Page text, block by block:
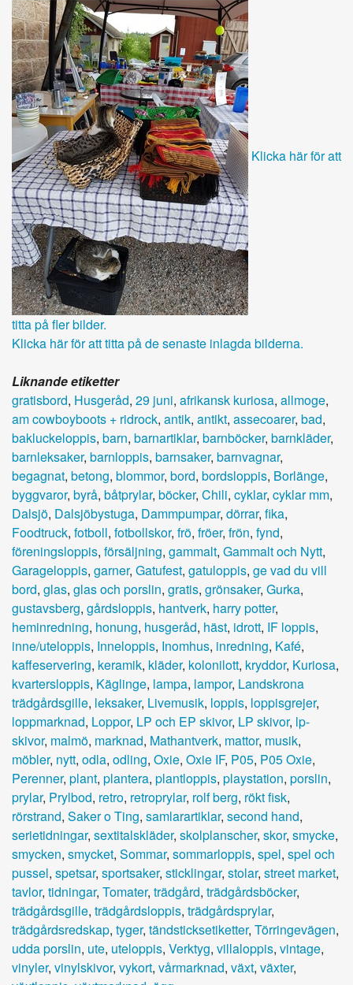
Klicka här för att
titta på fler bilder.
Klicka här för att titta på de senaste inlagda bilderna.
Liknande etiketter
gratisbord, Husgeråd, 29 juni, afrikansk kuriosa, allmoge,
am cowboyboots + ridrock, antik, antikt, assecoarer, bad,
bakluckeloppis, barn, barnartiklar, barnböcker, barnkläder,
barnleksaker, barnloppis, barnsaker, barnvagnar,
begagnat, betong, blommor, bord, bordsloppis, Borlänge,
byggvaror, byrå, båtprylar, böcker, Chili, cyklar, cyklar mm,
Dalsjö, Dalsjöbystuga, Dammpumpar, dörrar, fika,
Foodtruck, fotboll, fotbollskor, frö, fröer, frön, fynd,
föreningsloppis, försäljning, gammalt, Gammalt och Nytt,
Garageloppis, garner, Gatufest, gatuloppis, ge vad du vill
bord, glas, glas och porslin, gratis, grönsaker, Gurka,
gustavsberg, gårdsloppis, hantverk, harry potter,
heminredning, honung, husgeråd, häst, idrott, IF loppis,
inne/uteloppis, Inneloppis, Inomhus, inredning, Kafé,
kaffeservering, keramik, kläder, kolonilott, kryddor, Kuriosa,
kvartersloppis, Käglinge, lampa, lampor, Landskrona
trädgårdsgille, leksaker, Livemusik, loppis, loppisgrejer,
loppmarknad, Loppor, LP och EP skivor, LP skivor, lp-
skivor, malmö, marknad, Mathantverk, mattor, musik,
möbler, nytt, odla, odling, Oxie, Oxie IF, P05, P05 Oxie,
Perenner, plant, plantera, plantloppis, playstation, porslin,
prylar, Prylbod, retro, retroprylar, rolf berg, rökt fisk,
rörstrand, Saker o Ting, samlarartiklar, second hand,
serietidningar, sextitalskläder, skolplanscher, skor, smycke,
smycken, smycket, Sommar, sommarloppis, spel, spel och
pussel, spetsar, sportsaker, sticklingar, stolar, street market,
tavlor, tidningar, Tomater, trädgård, trädgårdsböcker,
trädgårdsgille, trädgårdsloppis, trädgårdsprylar,
trädgårdsredskap, tyger, tändsticksetiketter, Törringevägen,
udda porslin, ute, uteloppis, Verktyg, villaloppis, vintage,
vinyler, vinylskivor, vykort, vårmarknad, växt, växter,